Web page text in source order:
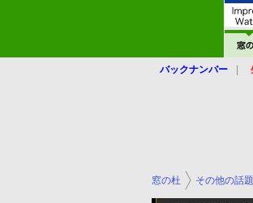
バックナンバー
窓の杜 その他の話題